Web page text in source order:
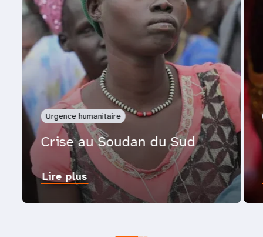
Urgence humanitaire
Crise au Soudan du Sud
Lire plus